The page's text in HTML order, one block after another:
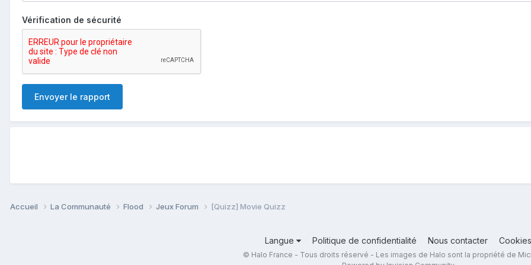
Vérification de sécurité
Envoyer le rapport
Accueil La Communauté Flood Jeux Forum [Quizz] Movie Quizz
Langue Politique de confidentialité Nous contacter Cookies
© Halo France - Tous droits réservé - Les images de Halo sont la propriété de